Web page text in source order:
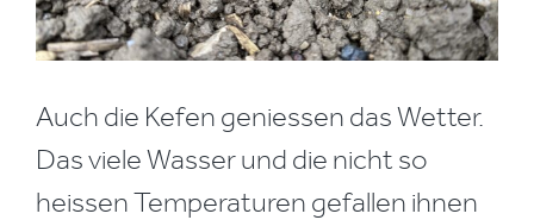
Auch die Kefen geniessen das Wetter.
Das viele Wasser und die nicht so
heissen Temperaturen gefallen ihnen